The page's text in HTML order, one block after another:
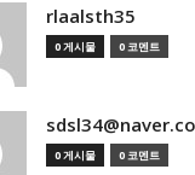
rlaalsth35
0 게시물 0 코멘트
0 게시물 0 코멘트